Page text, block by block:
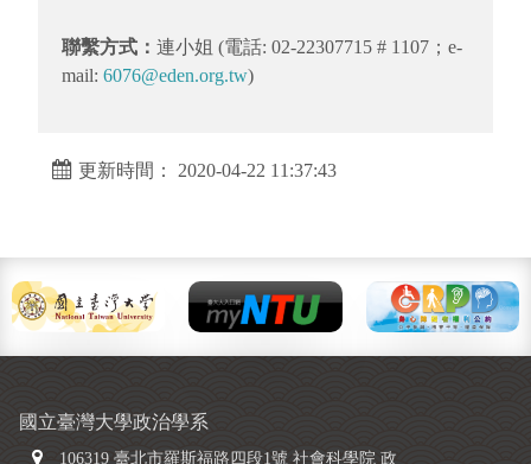
聯繫方式 ： 連小姐 (電話: 02-22307715 # 1107；e-
mail: 6076@eden.org.tw)
更新時間： 2020-04-22 11:37:43
國立臺灣大學政治學系
106319 臺北市羅斯福路四段1號 社會科學院 政